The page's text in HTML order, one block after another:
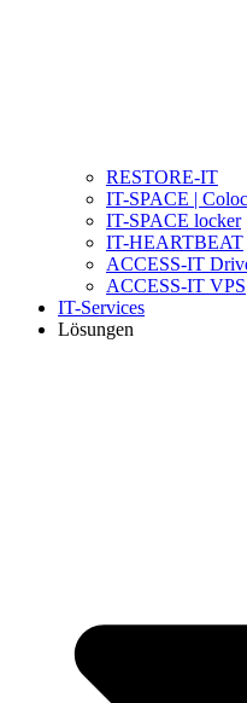
RESTORE-IT
IT-SPACE |
IT-SPACE locker
IT-HEARTBEAT
ACCESS-IT
ACCESS-IT VPS
IT-Services
Lösungen